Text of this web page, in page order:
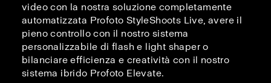
video con la nostra soluzione completamente
automatizzata Profoto StyleShoots Live, avere il
pieno controllo con il nostro sistema
personalizzabile di flash e light shaper o
bilanciare efficienza e creatività con il nostro
sistema ibrido Profoto Elevate.